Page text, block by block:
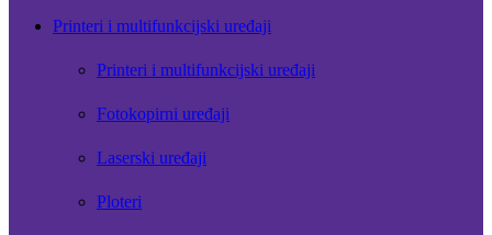
Printeri i multifunkcijski uređaji
Printeri i multifunkcijski uređaji
Fotokopirni uređaji
Laserski uređaji
Ploteri